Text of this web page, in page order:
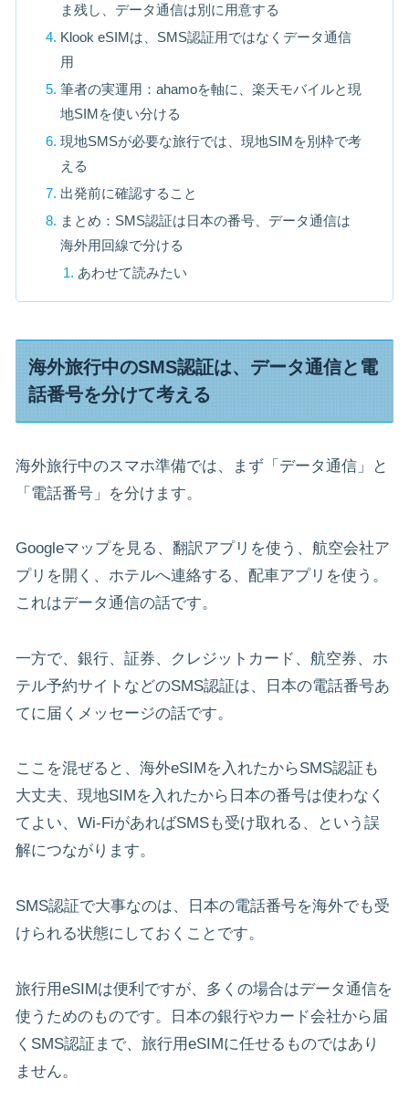
ま残し、データ通信は別に用意する
Klook eSIMは、SMS認証用ではなくデータ通信
用
筆者の実運用：ahamoを軸に、楽天モバイルと現
地SIMを使い分ける
現地SMSが必要な旅行では、現地SIMを別枠で考
える
出発前に確認すること
まとめ：SMS認証は日本の番号、データ通信は
海外用回線で分ける
あわせて読みたい
海外旅行中のSMS認証は、データ通信と電
話番号を分けて考える
海外旅行中のスマホ準備では、まず「データ通信」と
「電話番号」を分けます。
Googleマップを見る、翻訳アプリを使う、航空会社ア
プリを開く、ホテルへ連絡する、配車アプリを使う。
これはデータ通信の話です。
一方で、銀行、証券、クレジットカード、航空券、ホ
テル予約サイトなどのSMS認証は、日本の電話番号あ
てに届くメッセージの話です。
ここを混ぜると、海外eSIMを入れたからSMS認証も
大丈夫、現地SIMを入れたから日本の番号は使わなく
てよい、Wi-FiがあればSMSも受け取れる、という誤
解につながります。
SMS認証で大事なのは、日本の電話番号を海外でも受
けられる状態にしておくことです。
旅行用eSIMは便利ですが、多くの場合はデータ通信を
使うためのものです。日本の銀行やカード会社から届
くSMS認証まで、旅行用eSIMに任せるものではあり
ません。